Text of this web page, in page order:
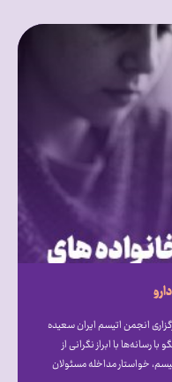
انجمن اتیسم ایران سعیده
رسانه‌ها با ابراز نگرانی از
خواستار مداخله مسئولان